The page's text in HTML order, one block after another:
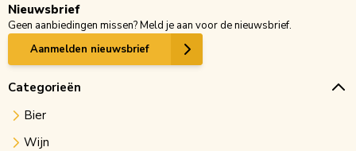
Nieuwsbrief
Geen aanbiedingen missen? Meld je aan voor de nieuwsbrief.
Aanmelden nieuwsbrief
Categorieën
Bier
Wijn